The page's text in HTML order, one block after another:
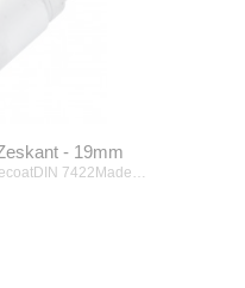
- 19mm
7422Made…